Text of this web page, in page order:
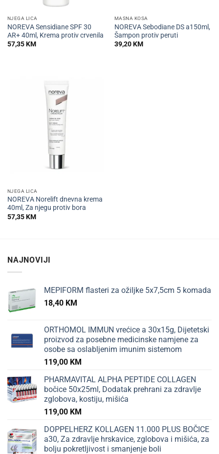
NJEGA LICA
NOREVA Sensidiane SPF 30
AR+ 40ml, Krema protiv crvenila
57,35KM
MASNA KOSA
NOREVA Sebodiane DS a150ml,
Šampon protiv peruti
39,20KM
NJEGA LICA
NOREVA Norelift dnevna krema
40ml, Za njegu protiv bora
57,35KM
NAJNOVIJI
MEPIFORM flasteri za ožiljke 5x7,5cm 5 komada
18,40 KM
ORTHOMOL IMMUN vrećice a 30x15g, Dijetetski
proizvod za posebne medicinske namjene za
osobe sa oslabljenim imunim sistemom
119,00 KM
PHARMAVITAL ALPHA PEPTIDE COLLAGEN
bočice 50x25ml, Dodatak prehrani za zdravlje
zglobova, kostiju, mišića
119,00 KM
DOPPELHERZ KOLLAGEN 11.000 PLUS BOČICE
a30, Za zdravlje hrskavice, zglobova i mišića, za
bolju pokretljivost i smanjenje boli